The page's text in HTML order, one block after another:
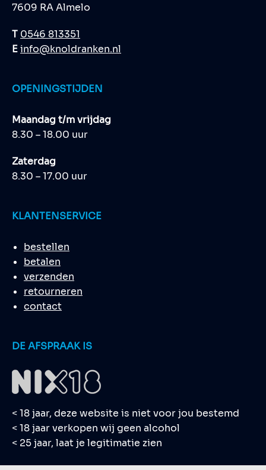
7609 RA Almelo
T 0546 813351
Einfo@knoldranken.nl
OPENINGSTIJDEN
Maandag t/m vrijdag
8.30 – 18.00 uur
Zaterdag
8.30 – 17.00 uur
KLANTENSERVICE
bestellen
betalen
verzenden
retourneren
contact
DE AFSPRAAK IS
< 18 jaar, deze website is niet voor jou bestemd
< 18 jaar verkopen wij geen alcohol
< 25 jaar, laat je legitimatie zien